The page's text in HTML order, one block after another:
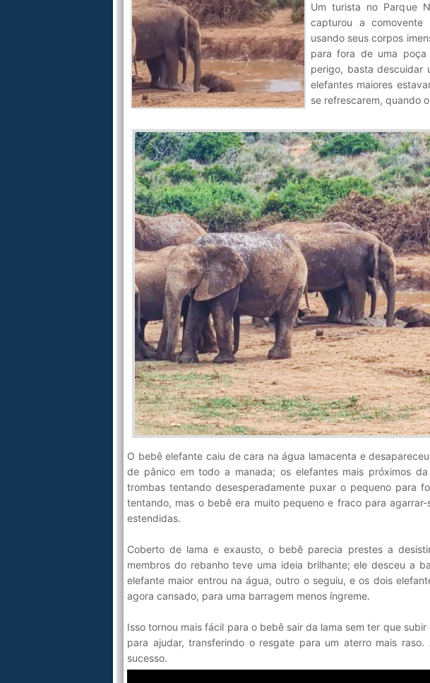
Um turista no Parque
capturou a
usando seus corpos
para fora de uma poça
perigo, basta descuidar
elefantes maiores
se refrescarem, quando
O bebê elefante caiu de cara na água lamacenta e
de pânico em todo a manada; os elefantes mais próximos
trombas tentando desesperadamente puxar o pequeno para
tentando, mas o bebê era muito pequeno e fraco para
estendidas.
Coberto de lama e exausto, o bebê parecia prestes a
membros do rebanho teve uma ideia brilhante; ele desceu a
elefante maior entrou na água, outro o seguiu, e os dois
agora cansado, para uma barragem menos íngreme.
Isso tornou mais fácil para o bebê sair da lama sem ter que
para ajudar, transferindo o resgate para um aterro mais
sucesso.